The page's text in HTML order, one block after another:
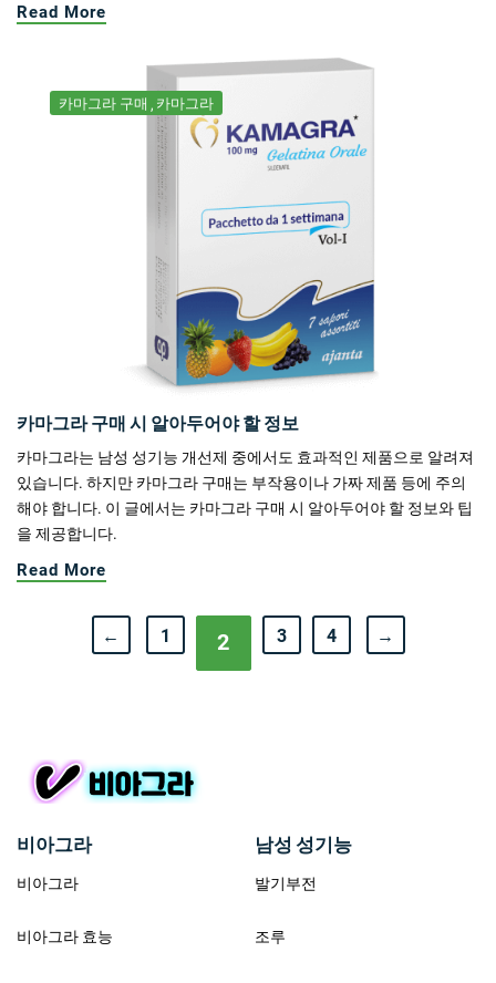
Read More
카마그라 구매 카마그라
카마그라 구매 시 알아두어야 할 정보
카마그라는 남성 성기능 개선제 중에서도 효과적인 제품으로 알려져
있습니다. 하지만 카마그라 구매는 부작용이나 가짜 제품 등에 주의
해야 합니다. 이 글에서는 카마그라 구매 시 알아두어야 할 정보와 팁
을 제공합니다.
Read More
← 1 2 3 4 →
비아그라
비아그라
비아그라 효능
남성 성기능
발기부전
조루